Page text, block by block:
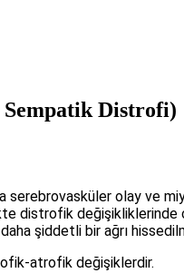
Sempatik Distrofi)
serebrovasküler olay ve
değişikliklerinde
şiddetli bir ağrı
atrofik değişiklerdir.